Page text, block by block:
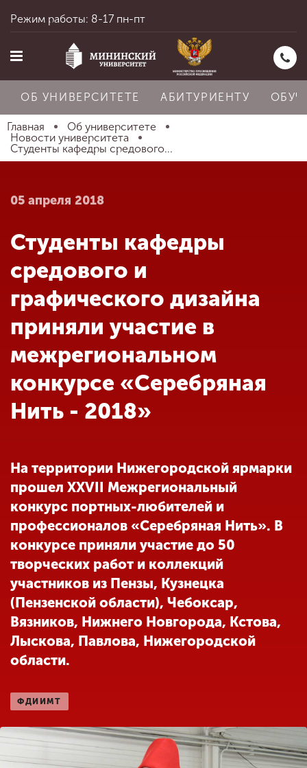
Главная
Абитуриенту
Обучение
Наука
Международная
деятельность
Другие виды
деятельности
Студенческая жизнь
Сведения об
образовательной
организации
ENG
Приемная
комиссия
+7 (831) 262-26-20
Режим работы: 8-17 пн-пт
ОБ УНИВЕРСИТЕТЕ АБИТУРИЕНТУ
Главная
Об университете
Новости университета
Студенты кафедры средового...
05 апреля 2018
Студенты кафедры
средового и
графического дизайна
приняли участие в
межрегиональном
конкурсе «Серебряная
Нить - 2018»
На территории Нижегородской ярмарки
прошел XXVII Межрегиональный
конкурс портных-любителей и
профессионалов «Серебряная Нить». В
конкурсе приняли участие до 50
творческих работ и коллекций
участников из Пензы, Кузнецка
(Пензенской области), Чебоксар,
Вязников, Нижнего Новгорода, Кстова,
Лыскова, Павлова, Нижегородской
области.
ФДИИМТ